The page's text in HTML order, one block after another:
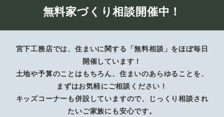
無料家づくり相談開催中！
宮下工務店では、住まいに関する「無料相談」をほぼ毎日
開催しています！
土地や予算のことはもちろん、住まいのあらゆることを、
まずはお気軽にご相談ください！
キッズコーナーも併設していますので、じっくり相談され
たいご家族にも安心です。